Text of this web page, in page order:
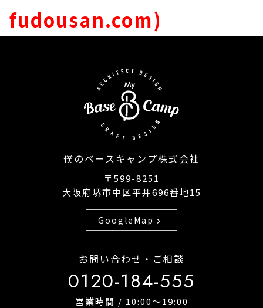
fudousan.com)
僕のベースキャンプ株式会社
〒599-8251
大阪府堺市中区平井696番地15
GoogleMap chevron_right
お問い合わせ・ご相談
0120-184-555
営業時間 / 10:00〜19:00